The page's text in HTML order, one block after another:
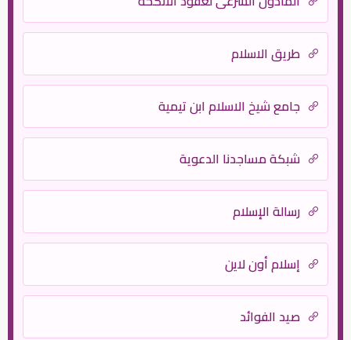
طريق الاسلام
جامع شيخ الاسلام ابن تيمية
شبكة مساجدنا الدعوية
رسالة الإسلام
إسلام أون لاين
صيد الفوائد